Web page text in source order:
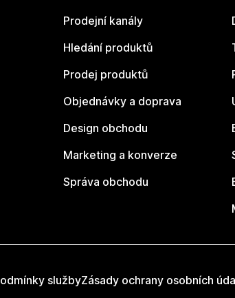
Prodejní kanály
Hledání produktů
Prodej produktů
Objednávky a doprava
Design obchodu
Marketing a konverze
Správa obchodu
službyZásady ochrany osobních